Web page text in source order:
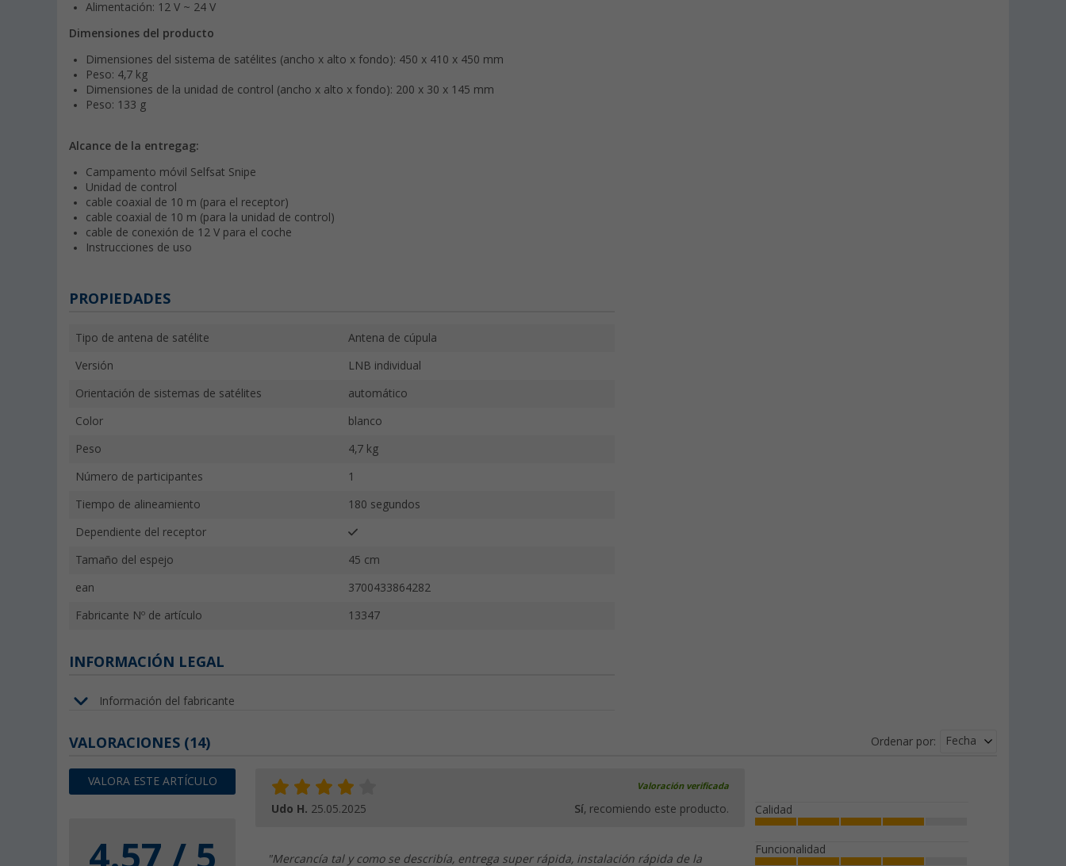
Alimentación: 12 V ~ 24 V
Dimensiones del producto
Dimensiones del sistema de satélites (ancho x alto x fondo): 450 x 410 x 450 mm
Peso: 4,7 kg
Dimensiones de la unidad de control (ancho x alto x fondo): 200 x 30 x 145 mm
Peso: 133 g
Alcance de la entregag:
Campamento móvil Selfsat Snipe
Unidad de control
cable coaxial de 10 m (para el receptor)
cable coaxial de 10 m (para la unidad de control)
cable de conexión de 12 V para el coche
Instrucciones de uso
PROPIEDADES
Tipo de antena de satélite Antena de cúpula
Versión LNB individual
Orientación de sistemas de satélites automático
Color blanco
Peso 4,7 kg
Número de participantes 1
Tiempo de alineamiento 180 segundos
Dependiente del receptor
Tamaño del espejo 45 cm
ean 3700433864282
Fabricante Nº de artículo 13347
INFORMACIÓN LEGAL
Información del fabricante
VALORACIONES (14)
VALORA ESTE ARTÍCULO
4.57 / 5
Ordenar por: Fecha
Valoración verificada
Udo H. 25.05.2025 Sí, recomiendo este producto.
"Mercancía tal y como se describía, entrega super rápida, instalación rápida de la
Calidad
Funcionalidad